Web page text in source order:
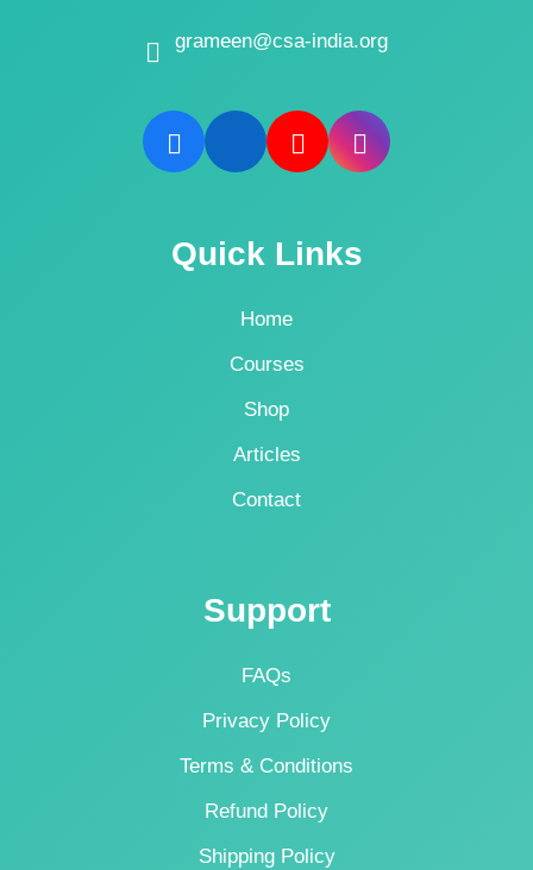
grameen@csa-india.org
Quick Links
Home
Courses
Shop
Articles
Contact
Support
FAQs
Privacy Policy
Terms & Conditions
Refund Policy
Shipping Policy